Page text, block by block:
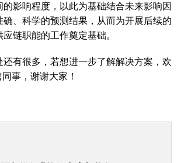
影响程度，以此为基础结合未来影响因
确、科学的预测结果，从而为开展后续的
链职能的工作奠定基础。
还有很多，若想进一步了解解决方案，欢
事，谢谢大家！